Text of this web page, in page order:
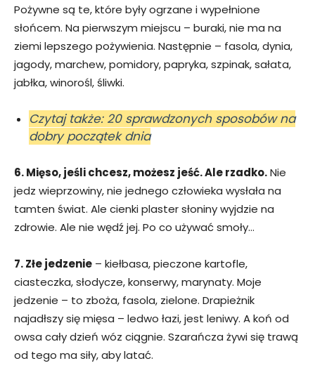
Pożywne są te, które były ogrzane i wypełnione
słońcem. Na pierwszym miejscu – buraki, nie ma na
ziemi lepszego pożywienia. Następnie – fasola, dynia,
jagody, marchew, pomidory, papryka, szpinak, sałata,
jabłka, winorośl, śliwki.
Czytaj także: 20 sprawdzonych sposobów na
dobry początek dnia
6. Mięso, jeśli chcesz, możesz jeść. Ale rzadko.Nie
jedz wieprzowiny, nie jednego człowieka wysłała na
tamten świat. Ale cienki plaster słoniny wyjdzie na
zdrowie. Ale nie wędź jej. Po co używać smoły…
7. Złe jedzenie – kiełbasa, pieczone kartofle,
ciasteczka, słodycze, konserwy, marynaty. Moje
jedzenie – to zboża, fasola, zielone. Drapieżnik
najadłszy się mięsa – ledwo łazi, jest leniwy. A koń od
owsa cały dzień wóz ciągnie. Szarańcza żywi się trawą
od tego ma siły, aby latać.